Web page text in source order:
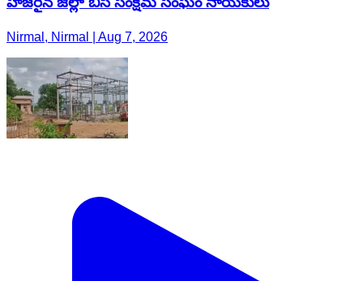
Nirmal, Nirmal | Aug 7, 2026